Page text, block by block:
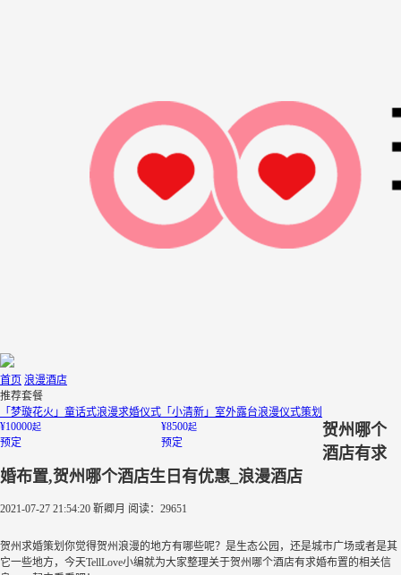
首页 浪漫酒店
推荐套餐
「梦璇花火」童话式浪漫求婚仪式
¥10000起
预定
「小清新」室外露台浪漫仪式策划
¥8500起
预定
贺州哪个
酒店有求
婚布置,贺州哪个酒店生日有优惠_浪漫酒店
2021-07-27 21:54:20 靳卿月 阅读：29651
贺州求婚策划你觉得贺州浪漫的地方有哪些呢？是生态公园，还是城市广场或者是其
它一些地方，今天TellLove小编就为大家整理关于贺州哪个酒店有求婚布置的相关信